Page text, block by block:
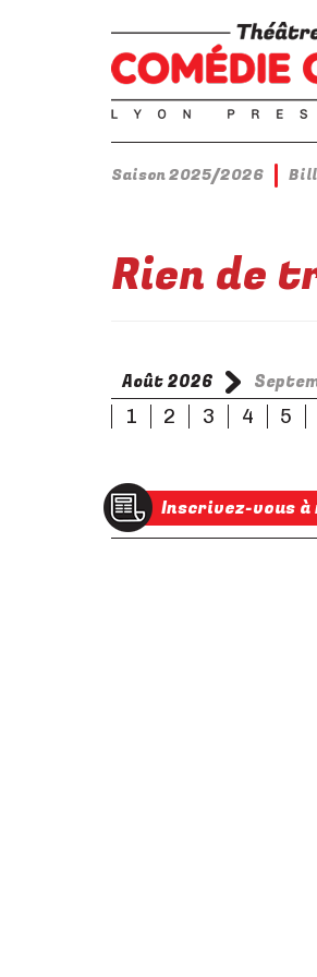
Saison 2025/2026
Rien de
Août 2026
1
2 3 4 5
Inscrivez-vous